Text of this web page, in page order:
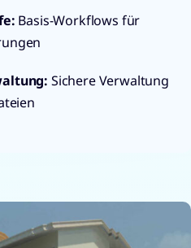
Basis-Workflows für
: Sichere Verwaltung